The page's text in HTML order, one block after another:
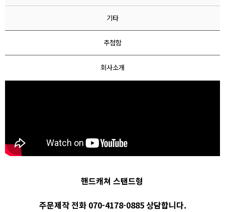
기타
추첨함
회사소개
​핸드캐쳐 스탠드형
주문제작 전화 070-4178-0885 상담합니다.